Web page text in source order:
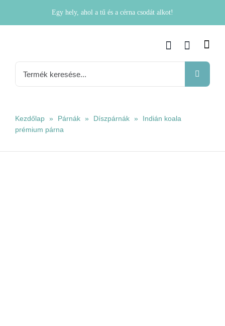
Egy hely, ahol a tű és a cérna csodát alkot!
Kezdőlap » Párnák » Díszpárnák »
Indián koala
prémium párna